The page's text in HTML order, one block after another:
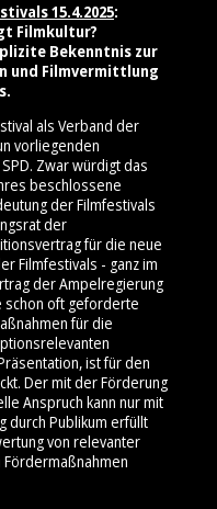
15.4.2025:
Filmkultur?
Bekenntnis zur
und Filmvermittlung
als Verband der
vorliegenden
Zwar würdigt das
beschlossene
der Filmfestivals
der
für die neue
Filmfestivals - ganz im
der Ampelregierung
schon oft geforderte
für die
ist für den
Der mit der Förderung
Anspruch kann nur mit
durch Publikum erfüllt
von relevanter